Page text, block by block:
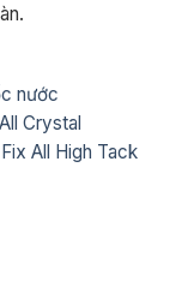
nước
Crystal
All High Tack